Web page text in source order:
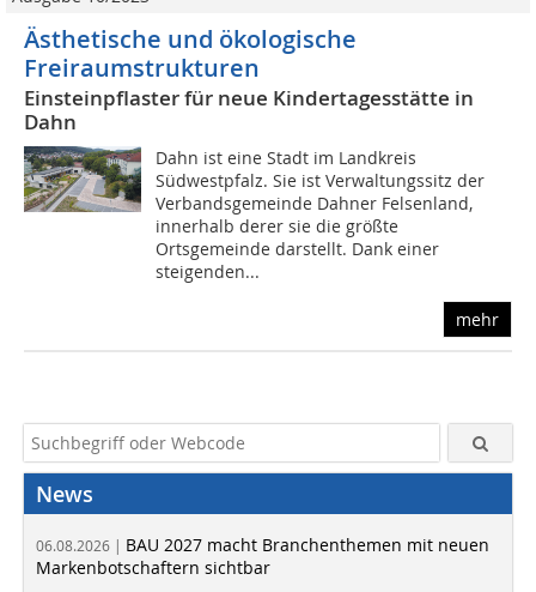
Ästhetische und ökologische
Freiraumstrukturen
Einsteinpflaster für neue Kindertagesstätte in
Dahn
Dahn ist eine Stadt im Landkreis
Südwestpfalz. Sie ist Verwaltungssitz der
Verbandsgemeinde Dahner Felsenland,
innerhalb derer sie die größte
Ortsgemeinde darstellt. Dank einer
steigenden...
mehr
News
06.08.2026 | BAU 2027 macht Branchenthemen mit neuen
Markenbotschaftern sichtbar